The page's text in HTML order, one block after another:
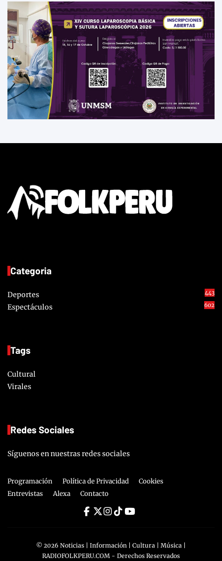
Categoria
Deportes 443
Espectáculos 602
Tags
Cultural
Virales
Redes Sociales
Síguenos en nuestras redes sociales
Programación Política de Privacidad
Cookies
Entrevistas
Alexa Contacto
© 2026 Noticias | Información | Cultura | Música |
RADIOFOLKPERU.COM - Derechos Reservados